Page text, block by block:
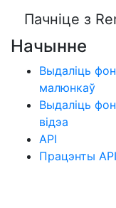
Пачніце з
Начынне
Выдаліць
малюнкаў
Выдаліць
відэа
API
Працэнты API